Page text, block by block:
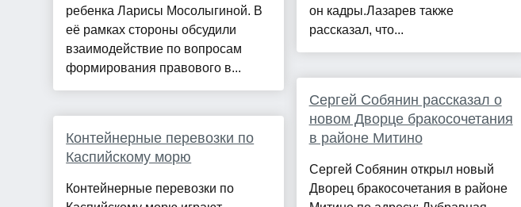
ребенка Ларисы Мосолыгиной. В
её рамках стороны обсудили
взаимодействие по вопросам
формирования правового в...
Контейнерные перевозки по
Каспийскому морю
Контейнерные перевозки по
он кадры.Лазарев также
рассказал, что...
Сергей Собянин рассказал о
новом Дворце бракосочетания
в районе Митино
Сергей Собянин открыл новый
Дворец бракосочетания в районе